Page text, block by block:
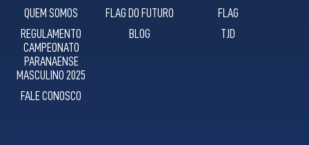
QUEM SOMOS FLAG DO FUTURO
FLAG
REGULAMENTO
CAMPEONATO
PARANAENSE
MASCULINO 2025
BLOG TJD
FALE CONOSCO